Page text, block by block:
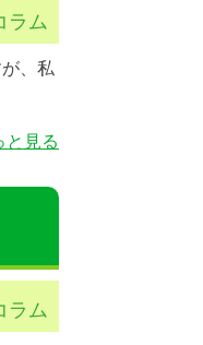
ラム
、私
と見る
ラム